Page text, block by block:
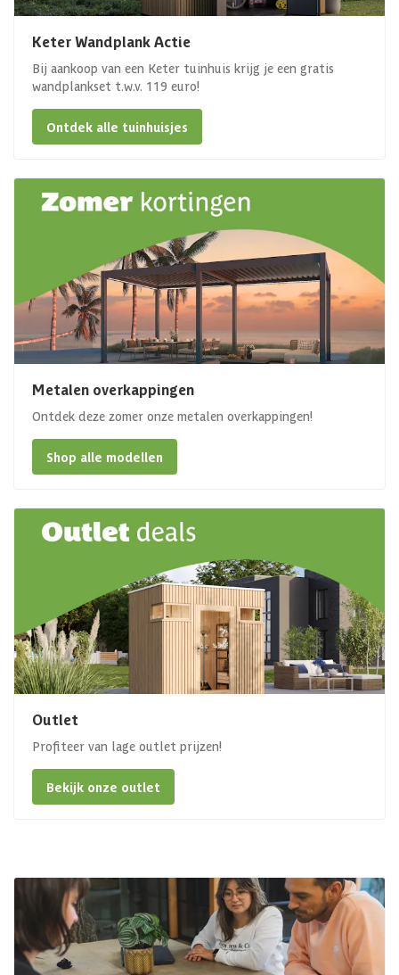
Keter Wandplank Actie
Bij aankoop van een Keter tuinhuis krijg je een gratis
wandplankset t.w.v. 119 euro!
Ontdek alle tuinhuisjes
Metalen overkappingen
Ontdek deze zomer onze metalen overkappingen!
Shop alle modellen
Outlet
Profiteer van lage outlet prijzen!
Bekijk onze outlet